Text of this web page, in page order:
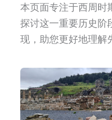
本页面专注于西周时
探讨这一重要历史阶
现，助您更好地理解